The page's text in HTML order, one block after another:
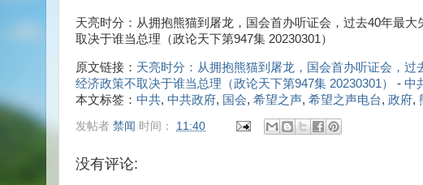
天亮时分：从拥抱熊猫到屠龙，国会首办听证会，过去40年最
取决于谁当总理（政论天下第947集 20230301）
原文链接： 天亮时分：从拥抱熊猫到屠龙，国会首办听证会，
经济政策不取决于谁当总理（政论天下第947集 20230301）
- 中
本文标签： 中共, 中共政府, 国会, 希望之声, 希望之声电台, 政府,
发帖者 禁闻 时间： 11:40
没有评论: